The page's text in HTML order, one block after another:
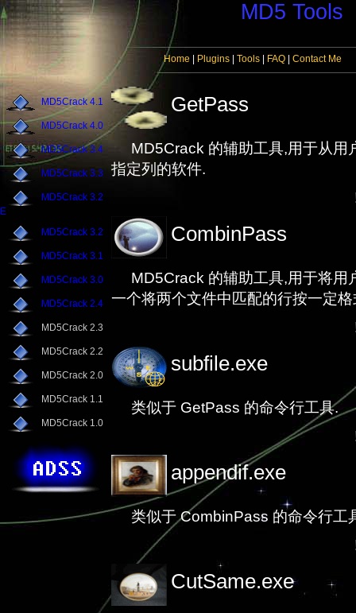
MD5 Tools
Home Plugins Tools FAQ Contact Me
MD5Crack 4.1
MD5Crack 4.0
MD5Crack 3.4
MD5Crack 3.3
MD5Crack 3.2
E
MD5Crack 3.2
MD5Crack 3.1
MD5Crack 3.0
MD5Crack 2.4
MD5Crack 2.3
MD5Crack 2.2
MD5Crack 2.0
MD5Crack 1.1
MD5Crack 1.0
GetPass
MD5Crack 的辅助工具,用于从用
指定列的软件.
CombinPass
MD5Crack 的辅助工具,用于将用
一个将两个文件中匹配的行按一定
subfile.exe
类似于 GetPass 的命令行工具.
appendif.exe
类似于 CombinPass 的命令行工
CutSame.exe